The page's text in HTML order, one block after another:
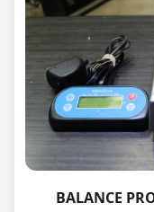
BALANCE